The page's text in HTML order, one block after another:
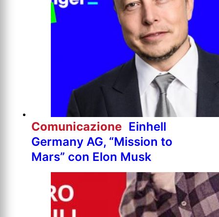
Comunicazione Einhell
Germany AG, “Mission to
Mars” con Elon Musk